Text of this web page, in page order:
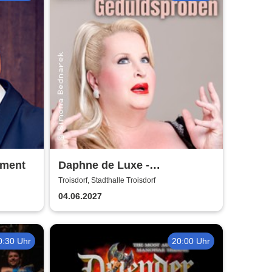
Daphne de Luxe -
Geduldsproben
Troisdorf, Stadthalle Troisdorf
04.06.2027
Uhr 20:00 Uhr